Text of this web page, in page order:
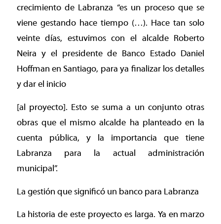
crecimiento de Labranza “es un proceso que se
viene gestando hace tiempo (…). Hace tan solo
veinte días, estuvimos con el alcalde Roberto
Neira y el presidente de Banco Estado Daniel
Hoffman en Santiago, para ya finalizar los detalles
y dar el inicio
[al proyecto]. Esto se suma a un conjunto otras
obras que el mismo alcalde ha planteado en la
cuenta pública, y la importancia que tiene
Labranza para la actual administración
municipal”.
La gestión que significó un banco para Labranza
La historia de este proyecto es larga. Ya en marzo